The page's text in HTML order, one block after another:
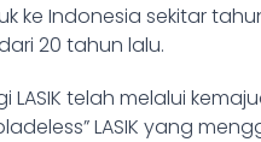
ke Indonesia sekitar
20 tahun lalu.
LASIK telah melalui
LASIK yang